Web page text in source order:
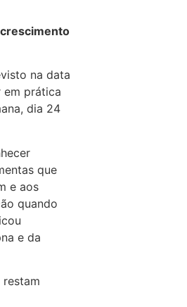
na data
em prática
dia 24
que
e aos
quando
e da
restam